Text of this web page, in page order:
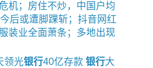
机；房住不炒，中国户均
后或遭脚踝斩；抖音网红
装业全面萧条；多地出现
领光银行40亿存款 银行大